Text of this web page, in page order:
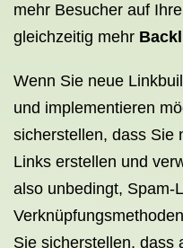
mehr Besucher auf
gleichzeitig mehr
Wenn Sie neue
und implementieren
sicherstellen, dass Sie
Links erstellen und
also unbedingt, Spam-
Sie sicherstellen, dass